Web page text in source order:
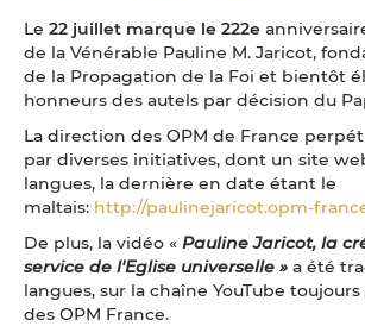
Le 22 juillet marque le 222e
de la Vénérable Pauline M. Jaricot,
de la Propagation de la Foi et bientôt
honneurs des autels par décision du
La direction des OPM de France
par diverses initiatives, dont un site
langues, la dernière en date étant le
maltais: http://paulinejaricot.opm-
De plus, la vidéo « Pauline Jaricot, la
service de l'Eglise universelle » a été
langues, sur la chaîne YouTube
des OPM France.